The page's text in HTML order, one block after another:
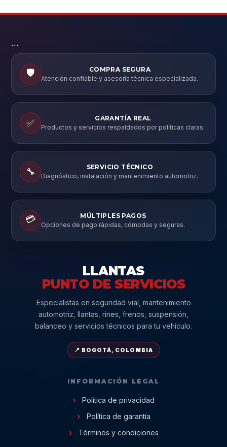
```
🛡️
COMPRA SEGURA
Atención confiable y asesoría técnica especializada.
✅
GARANTÍA REAL
Productos y servicios respaldados por políticas claras.
🔧
SERVICIO TÉCNICO
Diagnóstico, instalación y mantenimiento automotriz.
💳
MÚLTIPLES PAGOS
Opciones de pago rápidas, cómodas y seguras.
LLANTAS
PUNTO DE SERVICIOS
Especialistas en seguridad vial, mantenimiento
automotriz, llantas, rines, frenos, suspensión,
balanceo y servicios técnicos para tu vehículo.
📍 BOGOTÁ, COLOMBIA
INFORMACIÓN LEGAL
Política de privacidad
Política de garantía
Términos y condiciones